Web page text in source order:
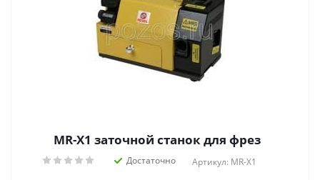
MR-X1 заточной станок для фрез
Достаточно Артикул: MR-X1